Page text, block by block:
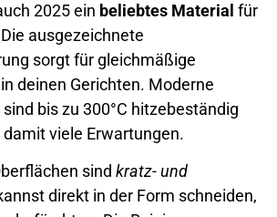
2025 ein beliebtes Material für
ausgezeichnete
sorgt für gleichmäßige
deinen Gerichten. Moderne
bis zu 300°C hitzebeständig
viele Erwartungen.
sind kratz- und
direkt in der Form schneiden,